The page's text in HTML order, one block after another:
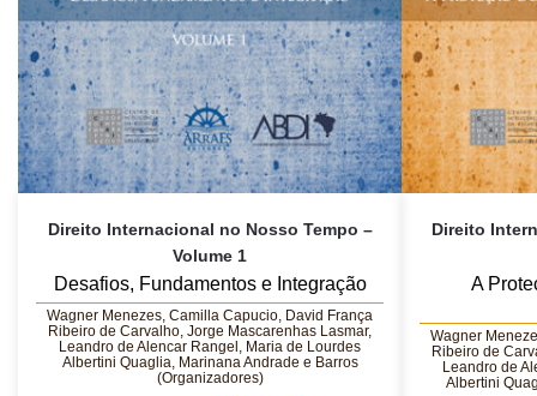
Direito Internacional no Nosso Tempo –
Volume 1
Desafios, Fundamentos e Integração
Wagner Menezes, Camilla Capucio, David França
Ribeiro de Carvalho, Jorge Mascarenhas Lasmar,
Leandro de Alencar Rangel, Maria de Lourdes
Albertini Quaglia, Marinana Andrade e Barros
(Organizadores)
Direito
A
Wagner
Ribeiro de
Leandro de
Albertini